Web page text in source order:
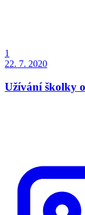
1
22. 7. 2020
Užívání školky